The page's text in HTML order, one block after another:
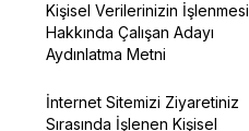
Kişisel Verilerinizin İşlenmesi
Hakkında Çalışan Adayı
Aydınlatma Metni
İnternet Sitemizi Ziyaretiniz
Sırasında İşlenen Kişisel